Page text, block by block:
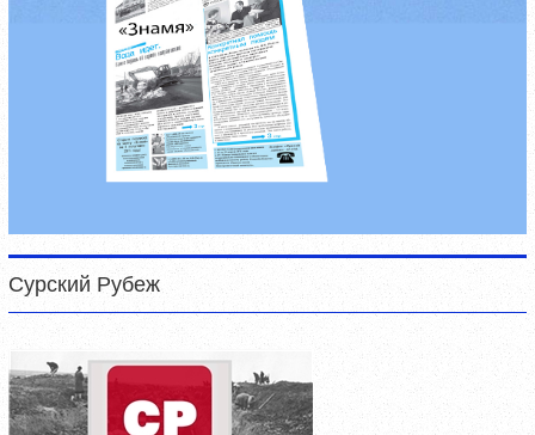
Сурский Рубеж